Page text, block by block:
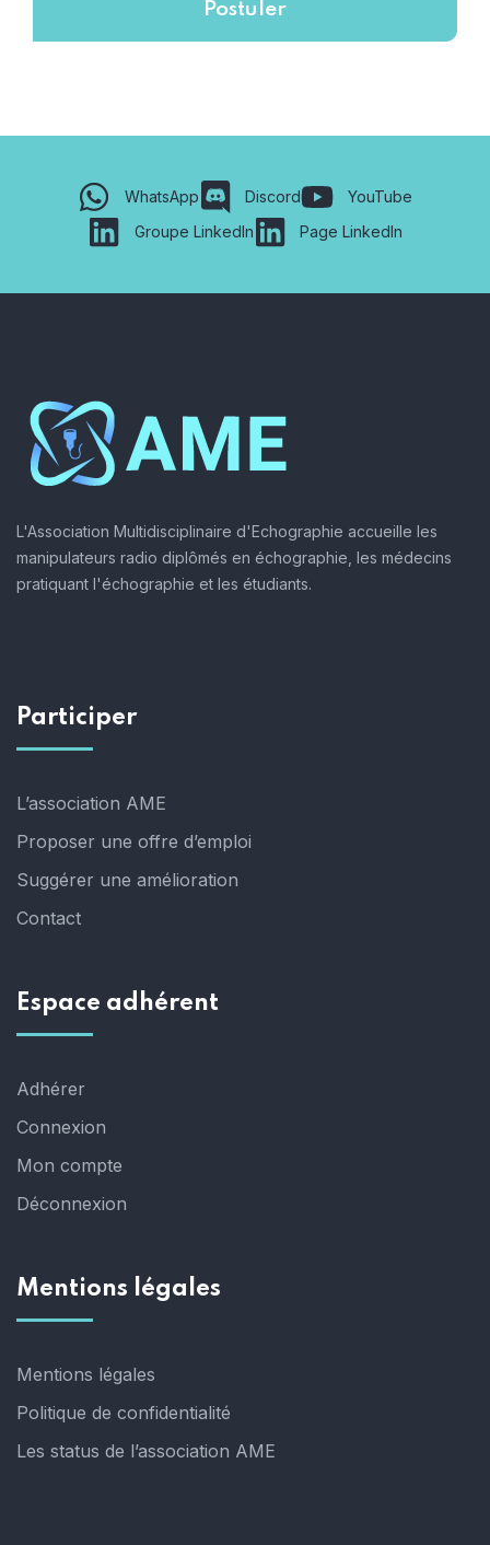
WhatsApp Discord
YouTube
Groupe LinkedIn
Page LinkedIn
L'Association Multidisciplinaire d'Echographie accueille les
manipulateurs radio diplômés en échographie, les médecins
pratiquant l'échographie et les étudiants.
Participer
L’association AME
Proposer une offre d’emploi
Suggérer une amélioration
Contact
Espace adhérent
Adhérer
Connexion
Mon compte
Déconnexion
Mentions légales
Mentions légales
Politique de confidentialité
Les status de l’association AME